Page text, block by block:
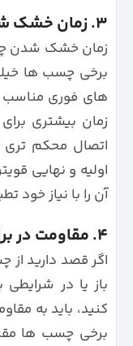
۳. زمان خشک شدن
زمان خشک شدن
برخی چسب ها
های فوری
زمان بیشتری
اتصال محکم
اولیه و نهایی
آن را با نیاز خود
۴. مقاومت در برابر شرایط محیطی
اگر قصد دارید
باز یا در شرایطی
کنید، باید به
برخی چسب ها